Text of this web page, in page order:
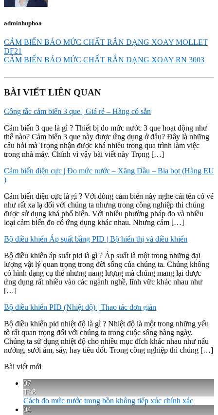
adminhuphoa
CẢM BIẾN BÁO MỨC CHẤT RẮN DẠNG XOAY MOLLET
DF21
CẢM BIẾN BÁO MỨC CHẤT RẮN DẠNG XOAY RN 3003
BÀI VIẾT LIÊN QUAN
Công tắc cảm biến 3 que | Giá rẻ – Hàng có sẵn
Cảm biến 3 que là gì ? Thiết bị đo mức nước 3 que hoạt động như
thế nào? Cảm biến 3 que này được ứng dụng ở đâu? Đây là những
câu hỏi mà Trọng nhận được khá nhiều trong qua trình làm việc
trong nhà máy. Chính vì vậy bài viết này Trọng […]
Cảm biến điện cực | Đo mức nước – Xăng Dầu – Bia bọt (Hàng EU
)
Cảm biến điện cực là gì ? Với dòng cảm biến này nghe cái tên có vẻ
như rất xa lạ đối với chúng ta nhưng trong công nghiệp thì chúng
được sử dụng khá phổ biến. Với nhiều phường pháp đo và nhiều
loại cảm biến đo có ứng dụng khác nhau. Nhưng cảm […]
Bộ điều khiển Áp suất bằng PID | Bộ hiển thị và điều khiển
Bộ điều khiển áp suất pid là gì ? Áp suất là một trong những đại
lượng vật lý quan trọng trong đời sống của chúng ta. Chúng không
có hình dạng cụ thể nhưng nang lượng mà chúng mang lại được
ứng dụng rất nhiều vào các ngành nghề, lĩnh vữc khác nhau như
[…]
Bộ điều khiển PID (Nhiệt độ) | Thao tác đơn giản
Bộ điều khiển pid nhiệt độ là gì ? Nhiệt độ là một trong những yếu
tố rất quan trọng đối với chúng ta trong cuộc sống hàng ngày.
Chúng ta sử dụng nhiệt độ cho nhiều mục đích khác nhau như nấu
nướng, sưởi ấm, sấy, hay tiêu đốt. Trong công nghiệp thì chúng […]
Bài viết mới
07
Th8
Cách đo mức nước trong bồn không tiếp xúc chính xác
04